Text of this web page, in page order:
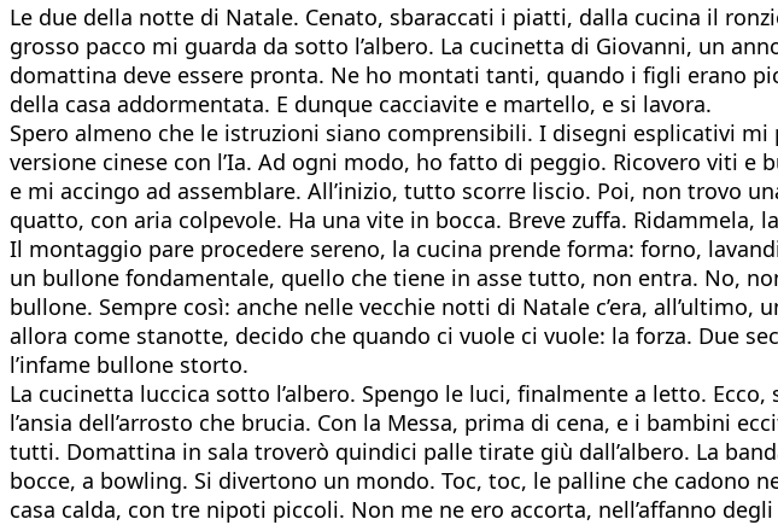
Le due della notte di Natale. Cenato, sbaraccati i piatti, dalla cucina il
grosso pacco mi guarda da sotto l’albero. La cucinetta di Giovanni, un
domattina deve essere pronta. Ne ho montati tanti, quando i figli erano
della casa addormentata. E dunque cacciavite e martello, e si lavora.
Spero almeno che le istruzioni siano comprensibili. I disegni esplicativi
versione cinese con l’Ia. Ad ogni modo, ho fatto di peggio. Ricovero viti
e mi accingo ad assemblare. All’inizio, tutto scorre liscio. Poi, non trovo
quatto, con aria colpevole. Ha una vite in bocca. Breve zuffa. Ridammela,
Il montaggio pare procedere sereno, la cucina prende forma: forno,
un bullone fondamentale, quello che tiene in asse tutto, non entra. No,
bullone. Sempre così: anche nelle vecchie notti di Natale c’era,
allora come stanotte, decido che quando ci vuole ci vuole: la forza. Due
l’infame bullone storto.
La cucinetta luccica sotto l’albero. Spengo le luci, finalmente a letto.
l’ansia dell’arrosto che brucia. Con la Messa, prima di cena, e i bambini
tutti. Domattina in sala troverò quindici palle tirate giù dall’albero. La
bocce, a bowling. Si divertono un mondo. Toc, toc, le palline che cadono
casa calda, con tre nipoti piccoli. Non me ne ero accorta, nell’affanno